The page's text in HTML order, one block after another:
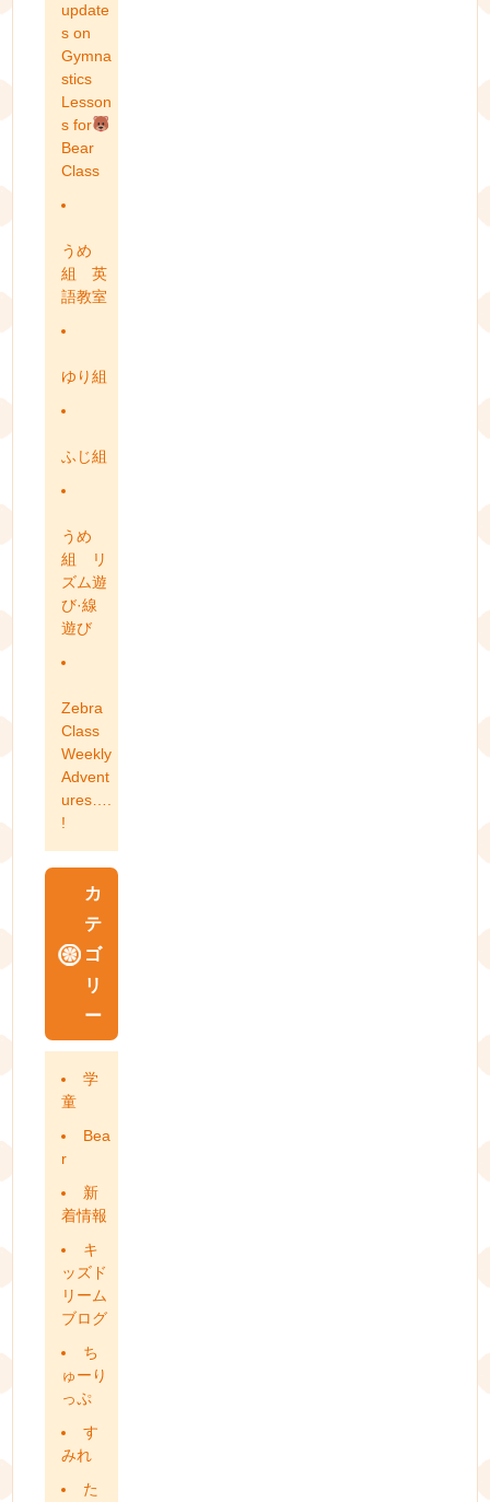
update
s on
Gymna
stics
Lesson
s for
Bear
Class
うめ
組 英
語教室
ゆり組
ふじ組
うめ
組 リ
ズム遊
び·線
遊び
Zebra
Class
Weekly
Advent
ures….
!
カ
テ
ゴ
リ
ー
学
童
Bea
r
新
着情報
キ
ッズド
リーム
ブログ
ち
ゅーり
っぷ
す
みれ
た